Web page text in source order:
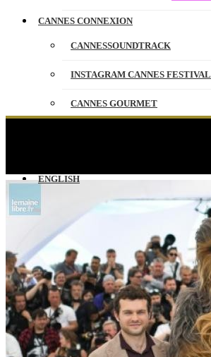
CANNES CONNEXION
CANNESSOUNDTRACK
INSTAGRAM CANNES FESTIVAL
CANNES GOURMET
ENGLISH